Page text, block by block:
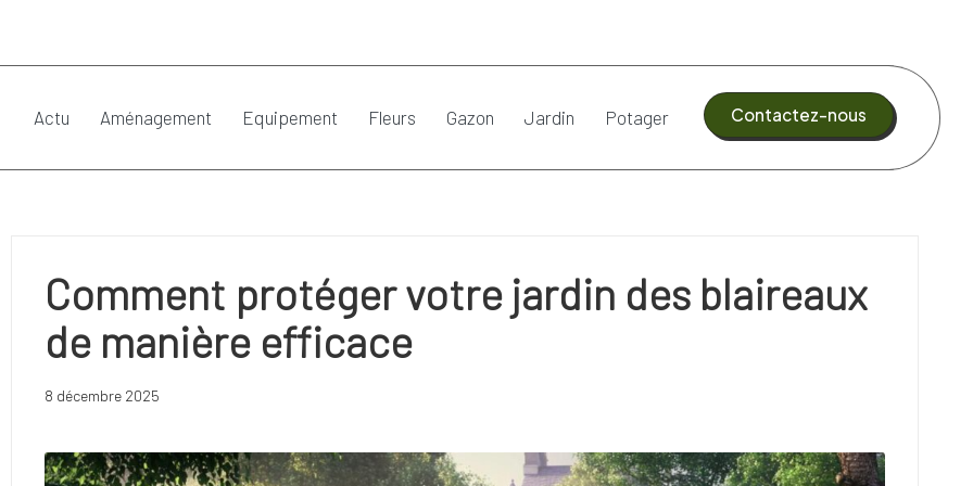
Actu Aménagement Equipement Fleurs Gazon Jardin Potager Contactez-nous
Comment protéger votre jardin des blaireaux
de manière efficace
8 décembre 2025